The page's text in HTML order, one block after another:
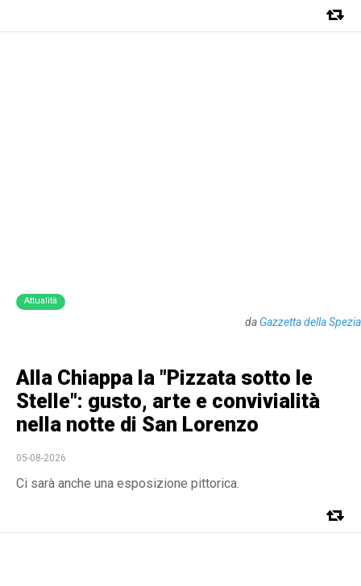
Attualità
da Gazzetta della Spezia
Alla Chiappa la "Pizzata sotto le
Stelle": gusto, arte e convivialità
nella notte di San Lorenzo
05-08-2026
Ci sarà anche una esposizione pittorica.